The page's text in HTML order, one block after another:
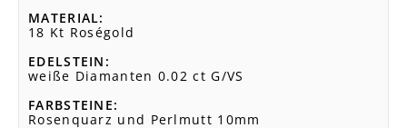
MATERIAL
18 Kt Roségold
EDELSTEIN
weiße Diamanten 0.02 ct G/VS
FARBSTEINE
Rosenquarz und Perlmutt 10mm